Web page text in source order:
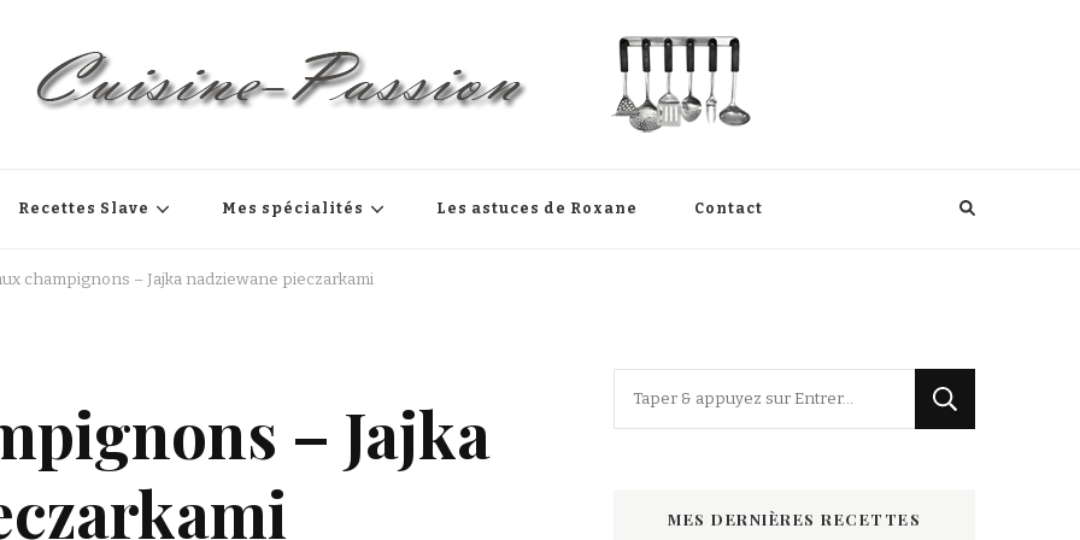
Recettes Slave Mes spécialités Les astuces de Roxane Contact
champignons – Jajka nadziewane pieczarkami
– Jajka
MES DERNIÈRES RECETTES